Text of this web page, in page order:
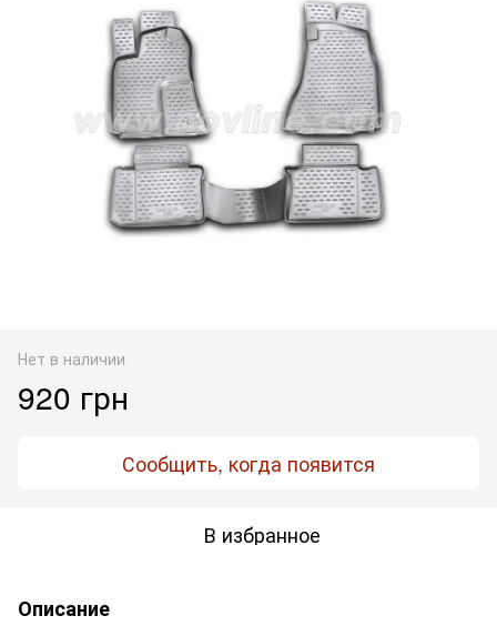
Нет в наличии
920 грн
Сообщить, когда появится
В избранное
Описание